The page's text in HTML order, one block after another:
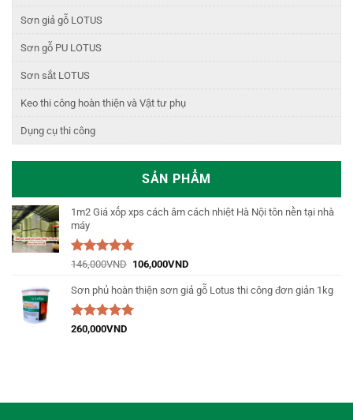
Sơn giả gỗ LOTUS
Sơn gỗ PU LOTUS
Sơn sắt LOTUS
Keo thi công hoàn thiện và Vật tư phụ
Dụng cụ thi công
SẢN PHẨM
1m2 Giá xốp xps cách âm cách nhiệt Hà Nội tôn nền tại nhà
máy
Được xếp
sao
146,000VND 106,000VND
Sơn phủ hoàn thiện sơn giả gỗ Lotus thi công đơn giản 1kg
Được xếp
260,000VND